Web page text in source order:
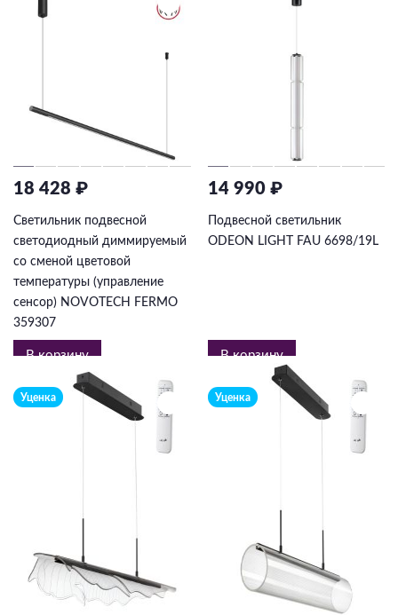
18 428 ₽
Светильник подвесной
светодиодный диммируемый
со сменой цветовой
температуры (управление
сенсор) NOVOTECH FERMO
359307
В корзину
14 990 ₽
Подвесной светильник
ODEON LIGHT FAU 6698/19L
В корзину
Уценка Уценка